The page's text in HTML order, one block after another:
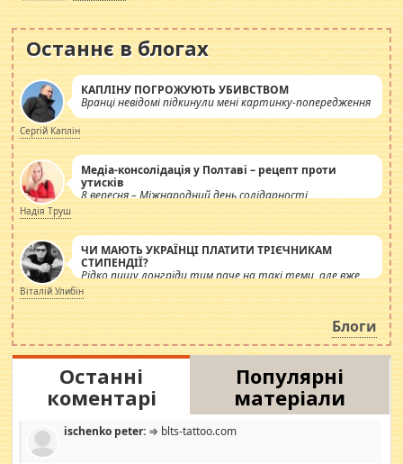
Останнє в блогах
КАПЛІНУ ПОГРОЖУЮТЬ УБИВСТВОМ
Вранці невідомі підкинули мені картинку-попередження
Сергій Каплін
Медіа-консолідація у Полтаві – рецепт проти
утисків
8 вересня – Міжнародний день солідарності
журналістів.
Надія Труш
ЧИ МАЮТЬ УКРАЇНЦІ ПЛАТИТИ ТРІЄЧНИКАМ
СТИПЕНДІЇ?
Рідко пишу лонгріди тим паче на такі теми, але вже
просто дістало! Обурюють сьогоднішні інсенуації
навколо стипендіального питання. Штучно
роздувається ще одна соціальна катастрофа.
Віталій Улибін
Блоги
Останні
коментарі
Популярні
матеріали
ischenko peter: ⇒ blts-tattoo.com